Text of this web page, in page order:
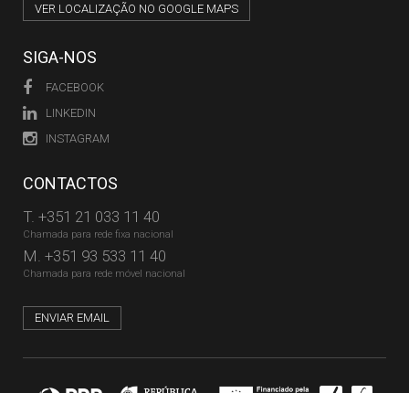
VER LOCALIZAÇÃO NO GOOGLE MAPS
SIGA-NOS
FACEBOOK
LINKEDIN
INSTAGRAM
CONTACTOS
T. +351 21 033 11 40
Chamada para rede fixa nacional
M. +351 93 533 11 40
Chamada para rede móvel nacional
ENVIAR EMAIL